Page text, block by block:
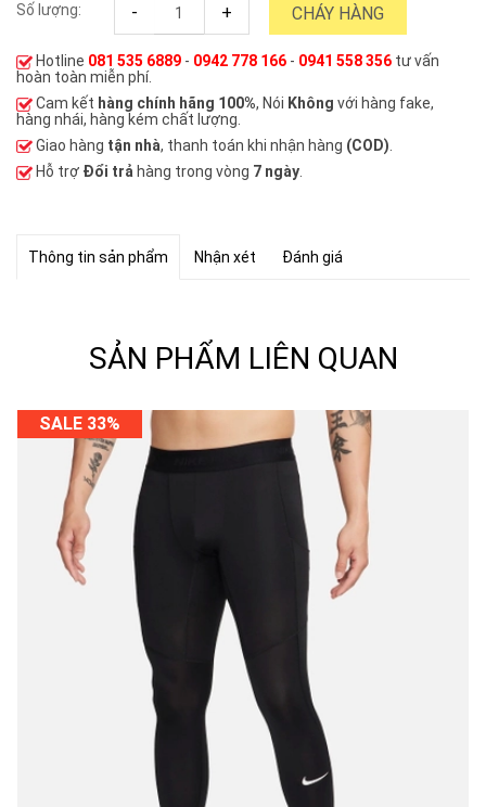
Số lượng: - + CHÁY HÀNG
Hotline 081 535 6889 - 0942 778 166 - 0941 558 356 tư vấn
hoàn toàn miễn phí.
Cam kết hàng chính hãng 100%, Nói Không với hàng fake,
hàng nhái, hàng kém chất lượng.
Giao hàng tận nhà, thanh toán khi nhận hàng (COD)
Hỗ trợ Đổi trả hàng trong vòng 7 ngày.
Thông tin sản phẩm Nhận xét Đánh giá
SẢN PHẨM LIÊN QUAN
SALE 33%